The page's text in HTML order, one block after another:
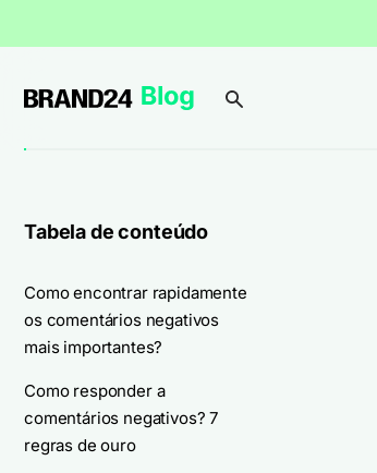
Tabela de conteúdo
Como encontrar rapidamente
os comentários negativos
mais importantes?
Como responder a
comentários negativos? 7
regras de ouro